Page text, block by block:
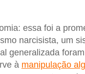
essa foi a
narcisista, um
generalizada
à manipulação